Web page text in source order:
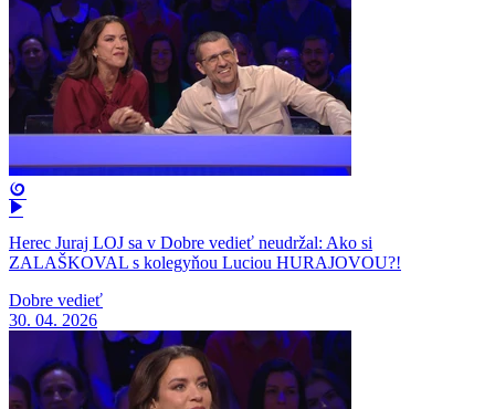
Herec Juraj LOJ sa v Dobre vedieť neudržal: Ako si
ZALAŠKOVAL s kolegyňou Luciou HURAJOVOU?!
Dobre vedieť
30. 04. 2026